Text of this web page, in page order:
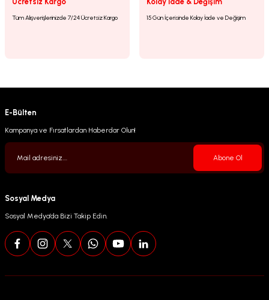
Tüm Alışverişlerinizde 7/24 Ücretsiz Kargo 15 Gün İçerisinde Kolay İade ve Değişim
E-Bülten
Kampanya ve Fırsatlardan Haberdar Olun!
Abone Ol
Sosyal Medya
Sosyal Medya’da Bizi Takip Edin.